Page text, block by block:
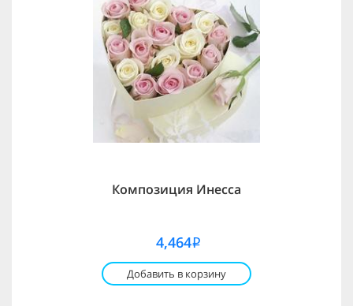
Композиция Инесса
4,464i
Добавить в корзину